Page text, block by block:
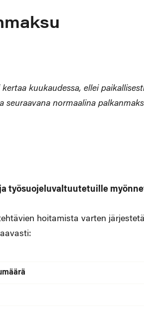
kuukaudessa, ellei
seuraavana normaalina
työsuojeluvaltuutetuille
hoitamista varten